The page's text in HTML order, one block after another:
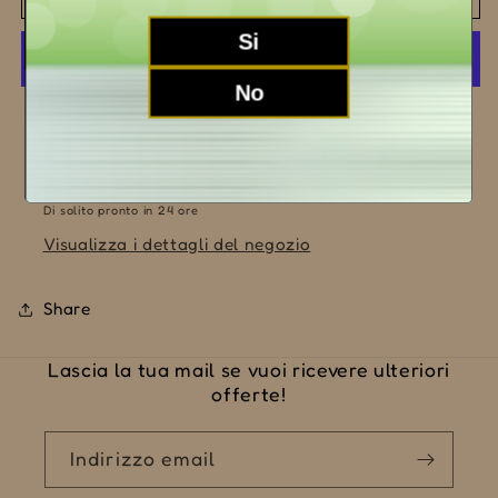
2024
2024
Altre opzioni di pagamento
Di solito pronto in 24 ore
Visualizza i dettagli del negozio
Share
Lascia la tua mail se vuoi ricevere ulteriori
offerte!
Indirizzo email
Si
No